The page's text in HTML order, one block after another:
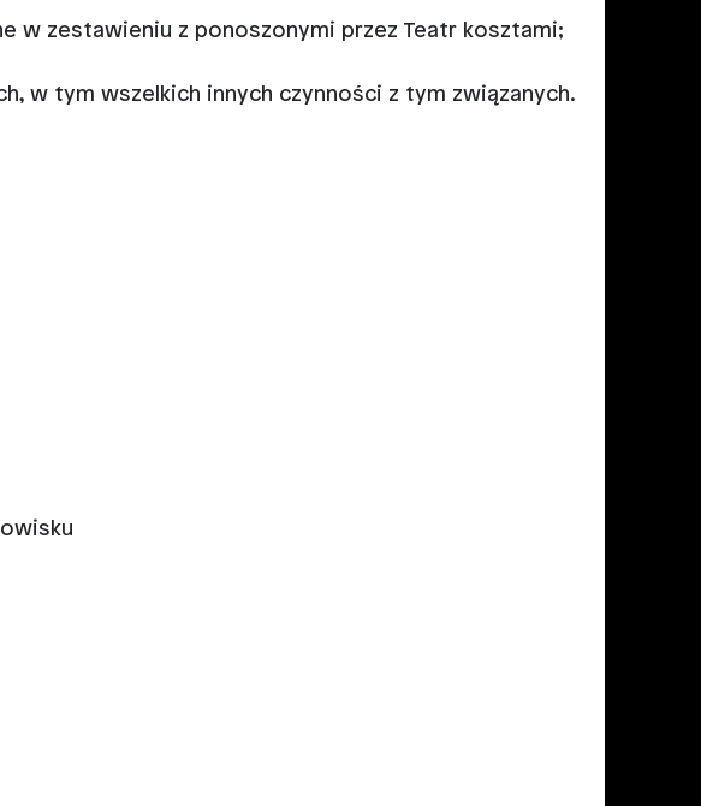
w zestawieniu z ponoszonymi przez Teatr kosztami;
w tym wszelkich innych czynności z tym związanych.